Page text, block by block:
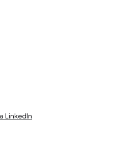
LinkedIn